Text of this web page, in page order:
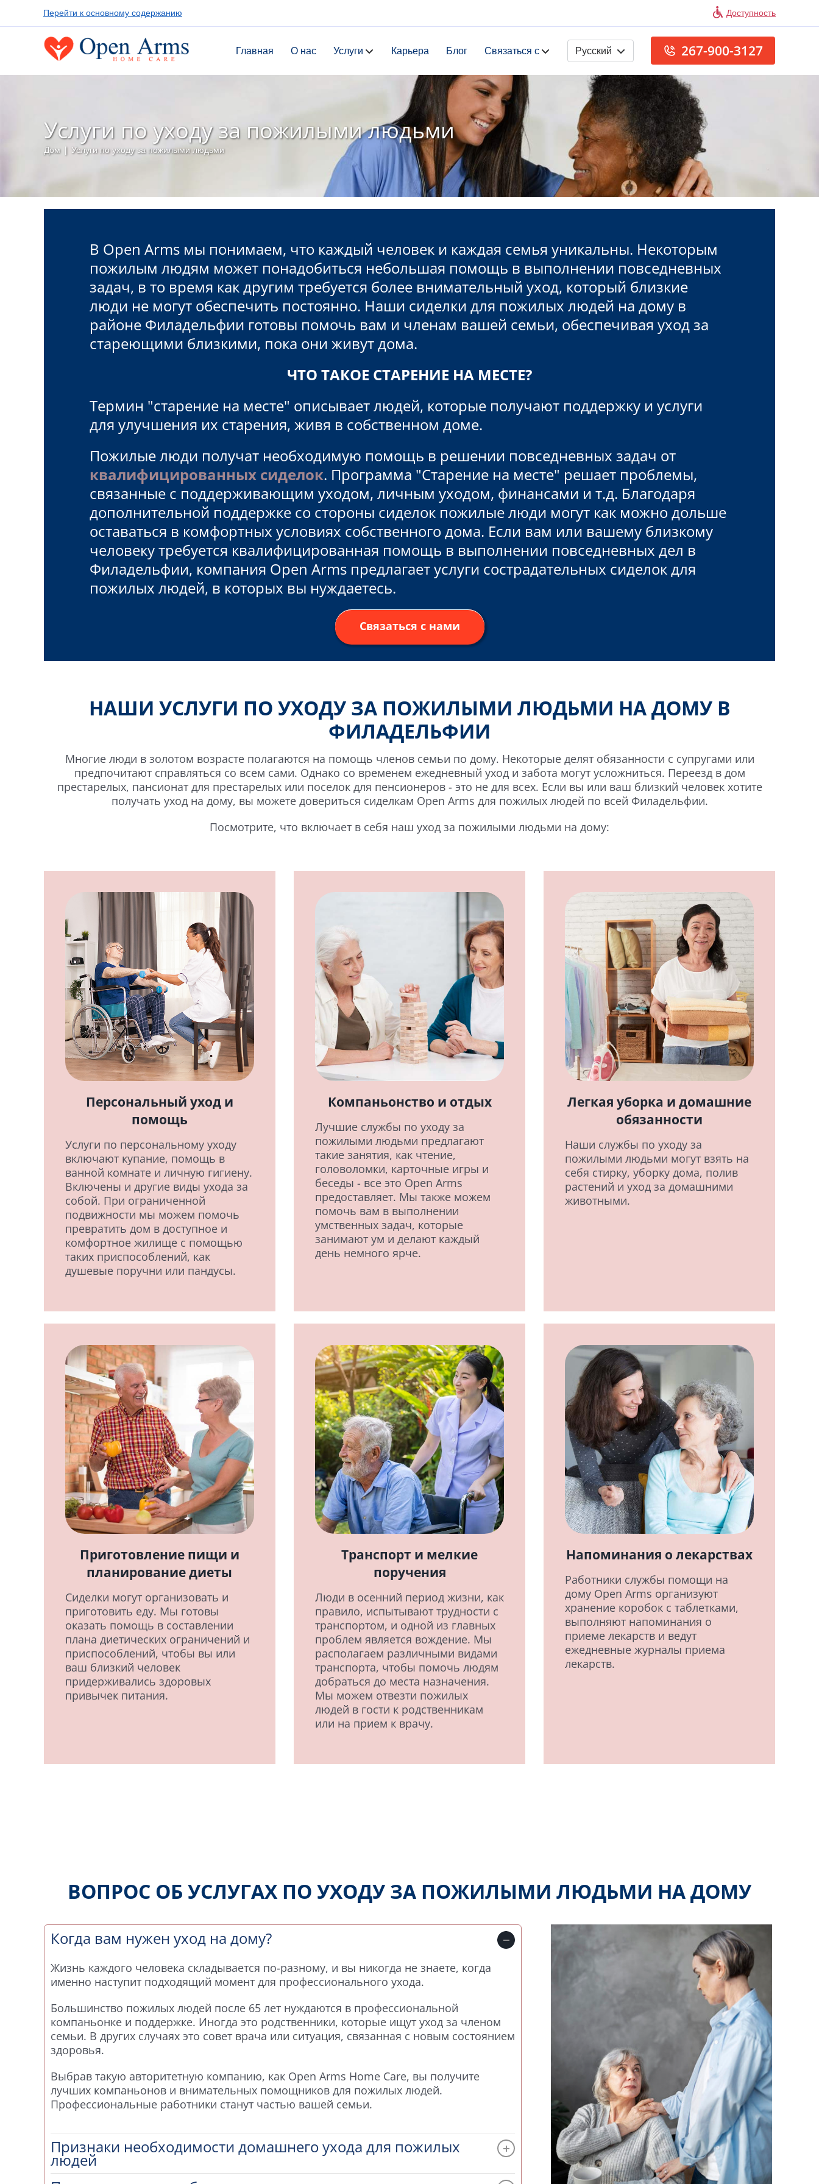
Перейти к основному содержанию Доступность
Главная О нас Услуги Карьера Блог Связаться с Русский 267-900-3127
Услуги по уходу за пожилыми людьми
Дом | Услуги по уходу за пожилыми людьми
В Open Arms мы понимаем, что каждый человек и каждая семья уникальны. Некоторым
пожилым людям может понадобиться небольшая помощь в выполнении повседневных
задач, в то время как другим требуется более внимательный уход, который близкие
люди не могут обеспечить постоянно. Наши сиделки для пожилых людей на дому в
районе Филадельфии готовы помочь вам и членам вашей семьи, обеспечивая уход за
стареющими близкими, пока они живут дома.
ЧТО ТАКОЕ СТАРЕНИЕ НА МЕСТЕ?
Термин "старение на месте" описывает людей, которые получают поддержку и услуги
для улучшения их старения, живя в собственном доме.
Пожилые люди получат необходимую помощь в решении повседневных задач от
квалифицированных сиделок. Программа "Старение на месте" решает проблемы,
связанные с поддерживающим уходом, личным уходом, финансами и т.д. Благодаря
дополнительной поддержке со стороны сиделок пожилые люди могут как можно дольше
оставаться в комфортных условиях собственного дома. Если вам или вашему близкому
человеку требуется квалифицированная помощь в выполнении повседневных дел в
Филадельфии, компания Open Arms предлагает услуги сострадательных сиделок для
пожилых людей, в которых вы нуждаетесь.
Связаться с нами
НАШИ УСЛУГИ ПО УХОДУ ЗА ПОЖИЛЫМИ ЛЮДЬМИ НА ДОМУ В
ФИЛАДЕЛЬФИИ
Многие люди в золотом возрасте полагаются на помощь членов семьи по дому. Некоторые делят обязанности с супругами или
предпочитают справляться со всем сами. Однако со временем ежедневный уход и забота могут усложниться. Переезд в дом
престарелых, пансионат для престарелых или поселок для пенсионеров - это не для всех. Если вы или ваш близкий человек хотите
получать уход на дому, вы можете довериться сиделкам Open Arms для пожилых людей по всей Филадельфии.
Посмотрите, что включает в себя наш уход за пожилыми людьми на дому:
Персональный уход и
помощь
Услуги по персональному уходу
включают купание, помощь в
ванной комнате и личную гигиену.
Включены и другие виды ухода за
собой. При ограниченной
подвижности мы можем помочь
превратить дом в доступное и
комфортное жилище с помощью
таких приспособлений, как
душевые поручни или пандусы.
Компаньонство и отдых
Лучшие службы по уходу за
пожилыми людьми предлагают
такие занятия, как чтение,
головоломки, карточные игры и
беседы - все это Open Arms
предоставляет. Мы также можем
помочь вам в выполнении
умственных задач, которые
занимают ум и делают каждый
день немного ярче.
Легкая уборка и домашние
обязанности
Наши службы по уходу за
пожилыми людьми могут взять на
себя стирку, уборку дома, полив
растений и уход за домашними
животными.
Приготовление пищи и
планирование диеты
Сиделки могут организовать и
приготовить еду. Мы готовы
оказать помощь в составлении
плана диетических ограничений и
приспособлений, чтобы вы или
ваш близкий человек
придерживались здоровых
привычек питания.
Транспорт и мелкие
поручения
Люди в осенний период жизни, как
правило, испытывают трудности с
транспортом, и одной из главных
проблем является вождение. Мы
располагаем различными видами
транспорта, чтобы помочь людям
добраться до места назначения.
Мы можем отвезти пожилых
людей в гости к родственникам
или на прием к врачу.
Напоминания о лекарствах
Работники службы помощи на
дому Open Arms организуют
хранение коробок с таблетками,
выполняют напоминания о
приеме лекарств и ведут
ежедневные журналы приема
лекарств.
ВОПРОС ОБ УСЛУГАХ ПО УХОДУ ЗА ПОЖИЛЫМИ ЛЮДЬМИ НА ДОМУ
Когда вам нужен уход на дому?
Жизнь каждого человека складывается по-разному, и вы никогда не знаете, когда
именно наступит подходящий момент для профессионального ухода.
Большинство пожилых людей после 65 лет нуждаются в профессиональной
компаньонке и поддержке. Иногда это родственники, которые ищут уход за членом
семьи. В других случаях это совет врача или ситуация, связанная с новым состоянием
здоровья.
Выбрав такую авторитетную компанию, как Open Arms Home Care, вы получите
лучших компаньонов и внимательных помощников для пожилых людей.
Профессиональные работники станут частью вашей семьи.
Признаки необходимости домашнего ухода для пожилых
людей